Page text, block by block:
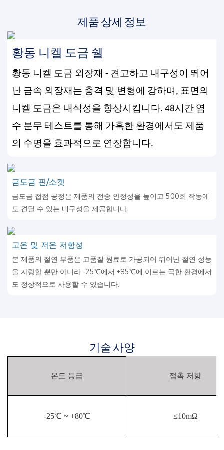
제품 상세 정보
황동 니켈 도금 쉘
황동 니켈 도금 외장재 - 견고하고 내구성이 뛰어
난 금속 외장재는 충격 및 변형에 강하며, 표면의
니켈 도금은 내식성을 향상시킵니다. 48시간 염
수 분무 테스트를 통해 가혹한 환경에서도 제품
의 수명을 효과적으로 연장합니다.
금도금 핀/소켓
금도금 접점 공정은 제품의 전송 안정성을 높이고 500회 작동에
도 견딜 수 있는 내구성을 제공합니다.
고온 및 저온 저항성
본 제품의 절연 부품은 고품질 원료로 가공되어 뛰어난 절연 성능
을 자랑할 뿐만 아니라 -25℃에서 +85℃에 이르는 극한 환경에서
도 정상적으로 사용할 수 있습니다.
기술 사양
온도 등급 접촉 저항
-25℃ ~ +80℃ ≤10mΩ